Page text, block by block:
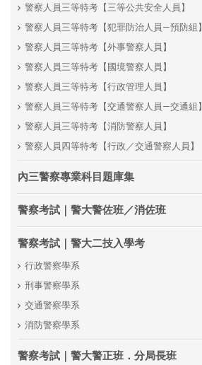
警察人員三等特考【三等公共安全人員】
警察人員三等特考【犯罪防治人員—預防組】
警察人員三等特考【外事警察人員】
警察人員三等特考【國境警察人員】
警察人員三等特考【行政管理人員】
警察人員三等特考【交通警察人員—交通組】
警察人員三等特考【消防警察人員】
警察人員四等特考【行政／交通警察人員】
內三警察專業科目題庫集
警察考試｜警大警佐班／消佐班
警察考試｜警大二技入學考
行政警察學系
刑事警察學系
交通警察學系
消防警察學系
警察考試｜警大警正班．分局長班